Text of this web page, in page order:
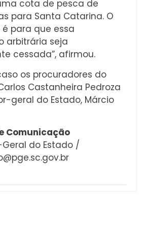
cota de pesca de
para Santa Catarina. O
para que essa
arbitrária seja
cessada”, afirmou.
os procuradores do
Castanheira Pedroza
geral do Estado, Márcio
Comunicação
do Estado /